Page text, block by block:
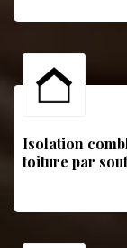
Isolation
toiture par